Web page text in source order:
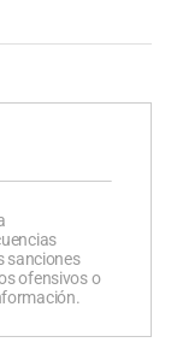
sanciones
ofensivos o